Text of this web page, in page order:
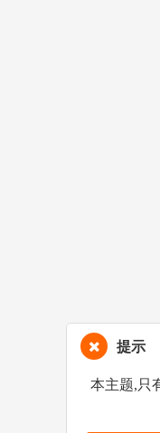
提示
本主题,只